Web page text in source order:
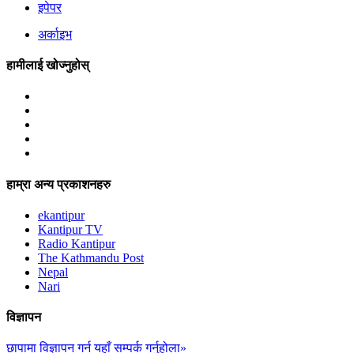
इपेपर
अर्काइभ
हामीलाई खोज्नुहोस्
हाम्रा अन्य प्रकाशनहरु
ekantipur
Kantipur TV
Radio Kantipur
The Kathmandu Post
Nepal
Nari
विज्ञापन
छापामा विज्ञापन गर्न यहाँ सम्पर्क गर्नुहोला»